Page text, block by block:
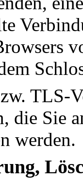
TLS-
die Sie
werden.